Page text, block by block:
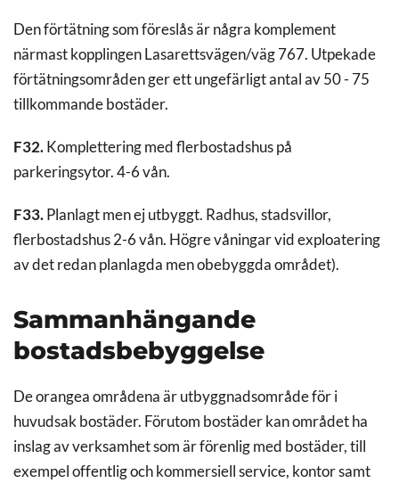
Den förtätning som föreslås är några komplement
närmast kopplingen Lasarettsvägen/väg 767. Utpekade
förtätningsområden ger ett ungefärligt antal av 50 - 75
tillkommande bostäder.
F32. Komplettering med flerbostadshus på
parkeringsytor. 4-6 vån.
F33. Planlagt men ej utbyggt. Radhus, stadsvillor,
flerbostadshus 2-6 vån. Högre våningar vid exploatering
av det redan planlagda men obebyggda området).
Sammanhängande
bostadsbebyggelse
De orangea områdena är utbyggnadsområde för i
huvudsak bostäder. Förutom bostäder kan området ha
inslag av verksamhet som är förenlig med bostäder, till
exempel offentlig och kommersiell service, kontor samt